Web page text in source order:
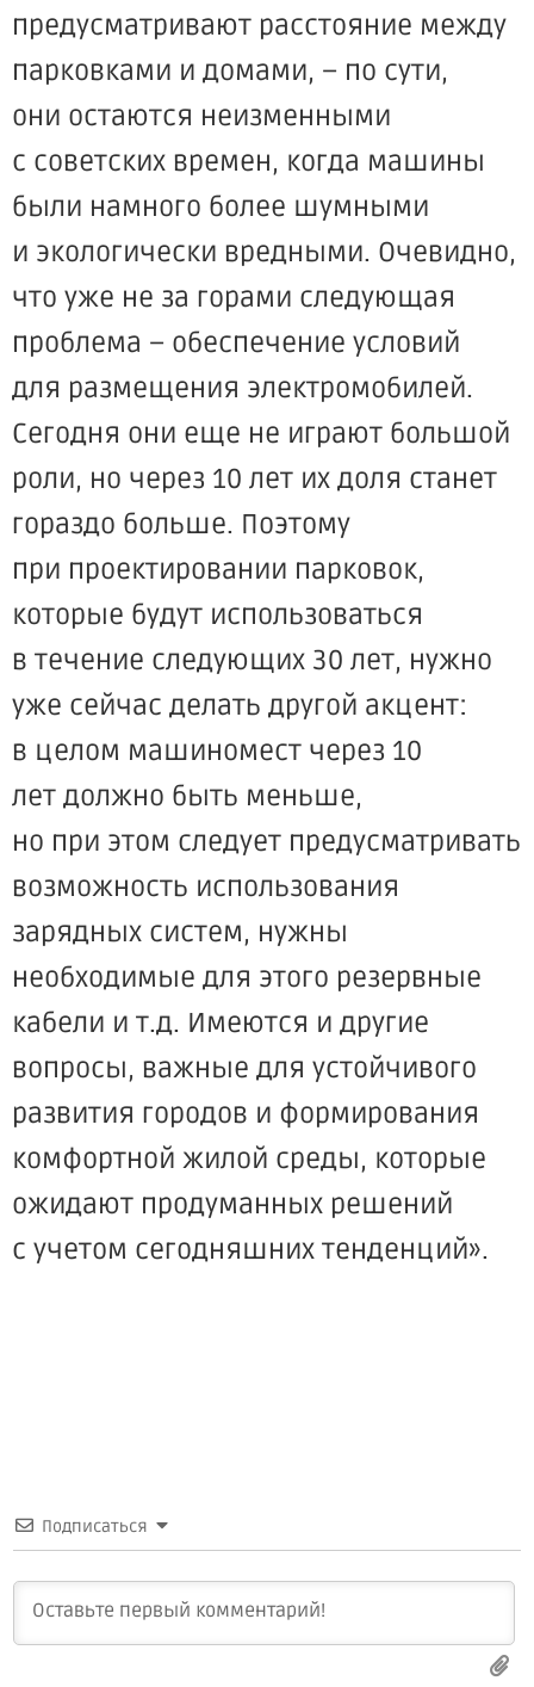
предусматривают расстояние между
парковками и домами, – по сути,
они остаются неизменными
с советских времен, когда машины
были намного более шумными
и экологически вредными. Очевидно,
что уже не за горами следующая
проблема – обеспечение условий
для размещения электромобилей.
Сегодня они еще не играют большой
роли, но через 10 лет их доля станет
гораздо больше. Поэтому
при проектировании парковок,
которые будут использоваться
в течение следующих 30 лет, нужно
уже сейчас делать другой акцент:
в целом машиномест через 10
лет должно быть меньше,
но при этом следует предусматривать
возможность использования
зарядных систем, нужны
необходимые для этого резервные
кабели и т.д. Имеются и другие
вопросы, важные для устойчивого
развития городов и формирования
комфортной жилой среды, которые
ожидают продуманных решений
с учетом сегодняшних тенденций».
Подписаться